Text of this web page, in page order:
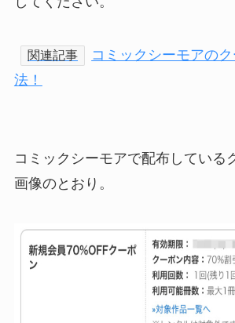
関連記事
コミックシーモアの
法！
コミックシーモアで配布している
画像のとおり。